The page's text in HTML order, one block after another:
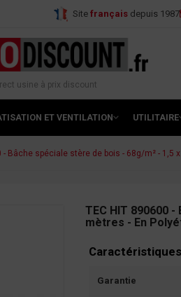
Site français depuis 1987
usine à prix discount
ET VENTILATION UTILITAIRE
- Bâche spéciale stère de bois - 68g/m² - 1,5
TEC HIT 890600
mètres - En
Caractéristiques
Garantie